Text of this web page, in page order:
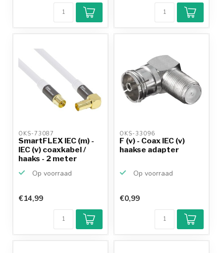
OKS-73087
SmartFLEX IEC (m) -
IEC (v) coaxkabel /
haaks - 2 meter
Op voorraad
€14,99
OKS-33096
F (v) - Coax IEC (v)
haakse adapter
Op voorraad
€0,99